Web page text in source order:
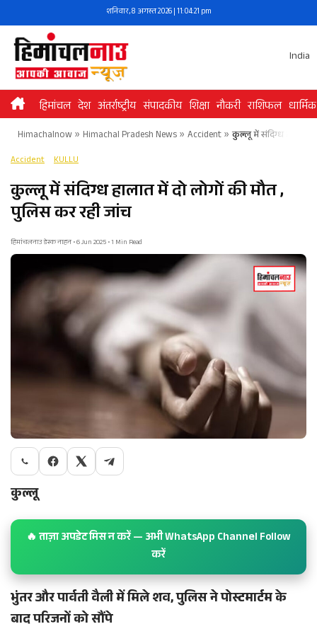
to
content
शनिवार, 8 अगस्त 2026 | 11:04:21 pm
India
हिमांचल देश अंतर्राष्ट्रीय संपादकीय शिक्षा नौकरी राशिफल धार्मिक
Himachalnow» Himachal Pradesh News» Accident» कुल्लू में संदिग्ध हालात में
Accident KULLU
कुल्लू में संदिग्ध हालात में दो लोगों की मौत ,
पुलिस कर रही जांच
हिमांचलनाउ डेस्क नाहन • 6 Jun 2025 • 1 Min Read
कुल्लू
🔥 ताज़ा अपडेट मिस न करें — अभी WhatsApp Channel Follow
करें
भुंतर और पार्वती वैली में मिले शव, पुलिस ने पोस्टमार्टम के